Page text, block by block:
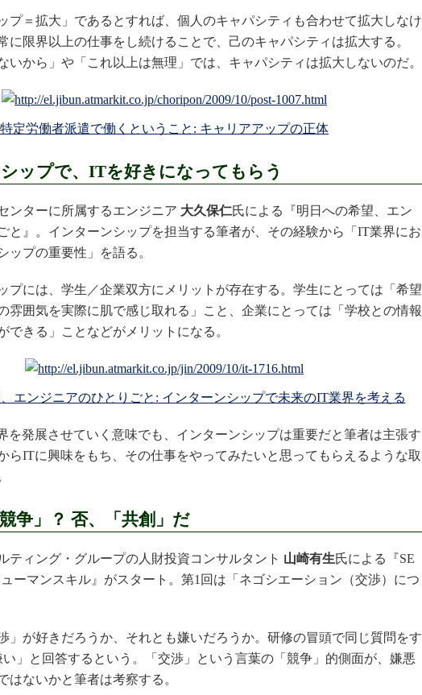
プ＝拡大」であるとすれば、個人のキャパシティも合わせて拡大しなけ
に限界以上の仕事をし続けることで、己のキャパシティは拡大する。
いから」や「これ以上は無理」では、キャパシティは拡大しないのだ。
特定労働者派遣で働くということ: キャリアアップの正体
ップで、ITを好きになってもらう
ンターに所属するエンジニア 大久保仁氏による『明日への希望、エン
と』。インターンシップを担当する筆者が、その経験から「IT業界にお
ップの重要性」を語る。
プには、学生／企業双方にメリットが存在する。学生にとっては「希望
雰囲気を実際に肌で感じ取れる」こと、企業にとっては「学校との情報
できる」ことなどがメリットになる。
エンジニアのひとりごと: インターンシップで未来のIT業界を考える
発展させていく意味でも、インターンシップは重要だと筆者は主張す
らITに興味をもち、その仕事をやってみたいと思ってもらえるような取
争」？ 否、「共創」だ
ティング・グループの人財投資コンサルタント 山崎有生氏による『SE
ューマンスキル』がスタート。第1回は「ネゴシエーション（交渉）につ
」が好きだろうか、それとも嫌いだろうか。研修の冒頭で同じ質問をす
い」と回答するという。「交渉」という言葉の「競争」的側面が、嫌悪
はないかと筆者は考察する。